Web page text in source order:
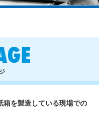
を製造している現場での